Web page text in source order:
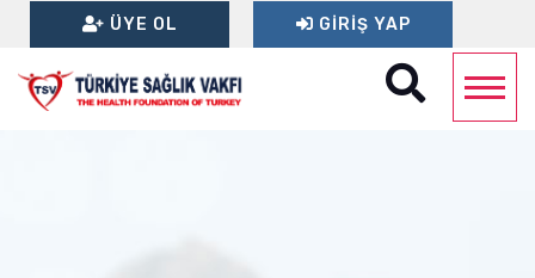
ÜYE OL GIRIŞ YAP